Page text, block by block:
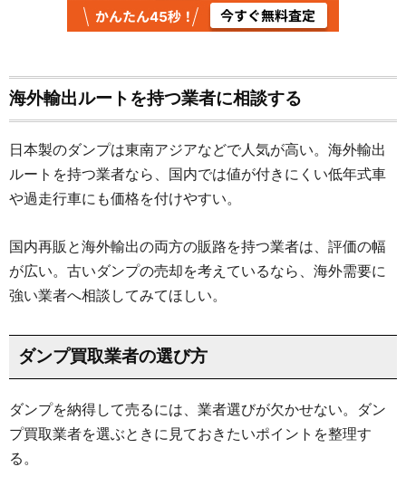
海外輸出ルートを持つ業者に相談する
日本製のダンプは東南アジアなどで人気が高い。海外輸出
ルートを持つ業者なら、国内では値が付きにくい低年式車
や過走行車にも価格を付けやすい。
国内再販と海外輸出の両方の販路を持つ業者は、評価の幅
が広い。古いダンプの売却を考えているなら、海外需要に
強い業者へ相談してみてほしい。
ダンプ買取業者の選び方
ダンプを納得して売るには、業者選びが欠かせない。ダン
プ買取業者を選ぶときに見ておきたいポイントを整理す
る。